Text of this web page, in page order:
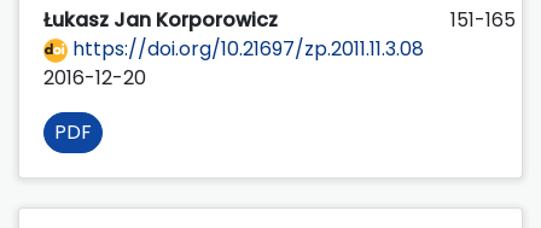
Łukasz Jan Korporowicz
151-165
https://doi.org/10.21697/zp.2011.11.3.08
2016-12-20
PDF